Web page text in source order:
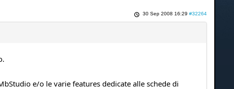
30 Sep 2008 16:29 #32264
e/o le varie features dedicate alle schede di